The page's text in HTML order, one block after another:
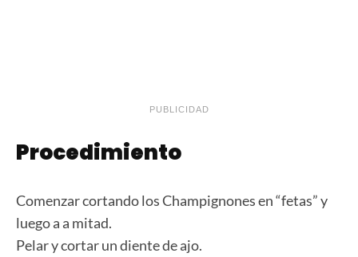
PUBLICIDAD
Procedimiento
Comenzar cortando los Champignones en “fetas” y
luego a a mitad.
Pelar y cortar un diente de ajo.